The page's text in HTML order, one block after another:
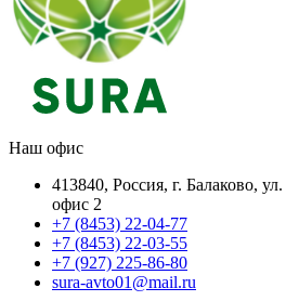
Наш офис
413840, Россия, г. Балаково,
офис 2
+7 (8453) 22-04-77
+7 (8453) 22-03-55
+7 (927) 225-86-80
sura-avto01@mail.ru